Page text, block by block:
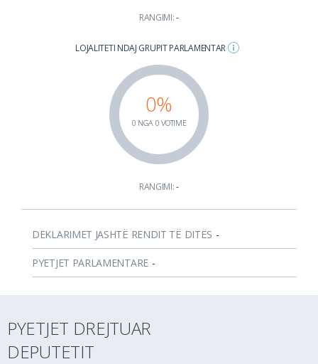
RANGIMI:-
LOJALITETI NDAJ GRUPIT PARLAMENTAR
0%
0 NGA 0 VOTIME
RANGIMI:-
DEKLARIMET JASHTË RENDIT TË DITËS -
PYETJET PARLAMENTARE -
PYETJET DREJTUAR
DEPUTETIT